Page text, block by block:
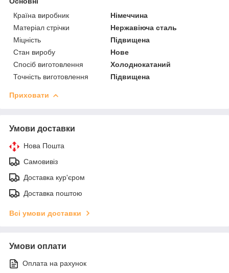
Країна виробник
Німеччина
Матеріал стрічки
Нержавіюча сталь
Міцність
Підвищена
Стан виробу
Нове
Спосіб виготовлення
Холоднокатаний
Точність виготовлення
Підвищена
Приховати
Умови доставки
Нова Пошта
Самовивіз
Доставка кур'єром
Доставка поштою
Всі умови доставки
Умови оплати
Оплата на рахунок